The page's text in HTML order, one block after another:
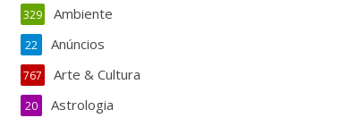
Ambiente
329
Anúncios
22
Arte & Cultura
767
Astrologia
20